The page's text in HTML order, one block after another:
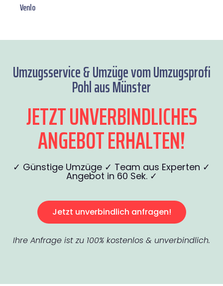
Venlo
Umzugsservice & Umzüge vom Umzugsprofi
Pohl aus Münster
JETZT UNVERBINDLICHES
ANGEBOT ERHALTEN!
✓ Günstige Umzüge ✓ Team aus Experten ✓
Angebot in 60 Sek. ✓
Jetzt unverbindlich anfragen!
Ihre Anfrage ist zu 100% kostenlos & unverbindlich.